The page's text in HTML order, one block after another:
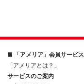
■ 「アメリア」会員サービス
「アメリアとは？」
サービスのご案内